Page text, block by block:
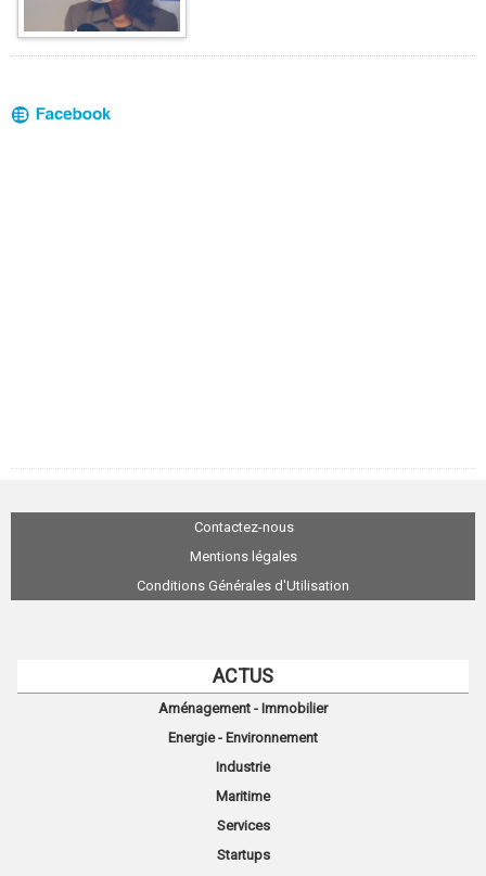
Contactez-nous
Mentions légales
Conditions Générales d'Utilisation
ACTUS
Aménagement - Immobilier
Energie - Environnement
Industrie
Maritime
Services
Startups